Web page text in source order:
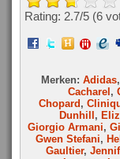
Rating: 2.7/5 (6
Merken: Adidas,
Cacharel ,
Chopard ,
Dunhill ,
Giorgio Armani,
Gwen Stefani,
Gaultier,